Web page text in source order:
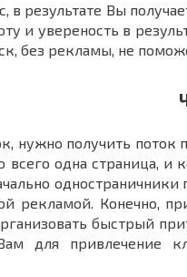
в результате Вы
и увереность в
без рекламы, не
нужно получить
всего одна страница,
рекламой. Конечно,
быстрый
для привлечение